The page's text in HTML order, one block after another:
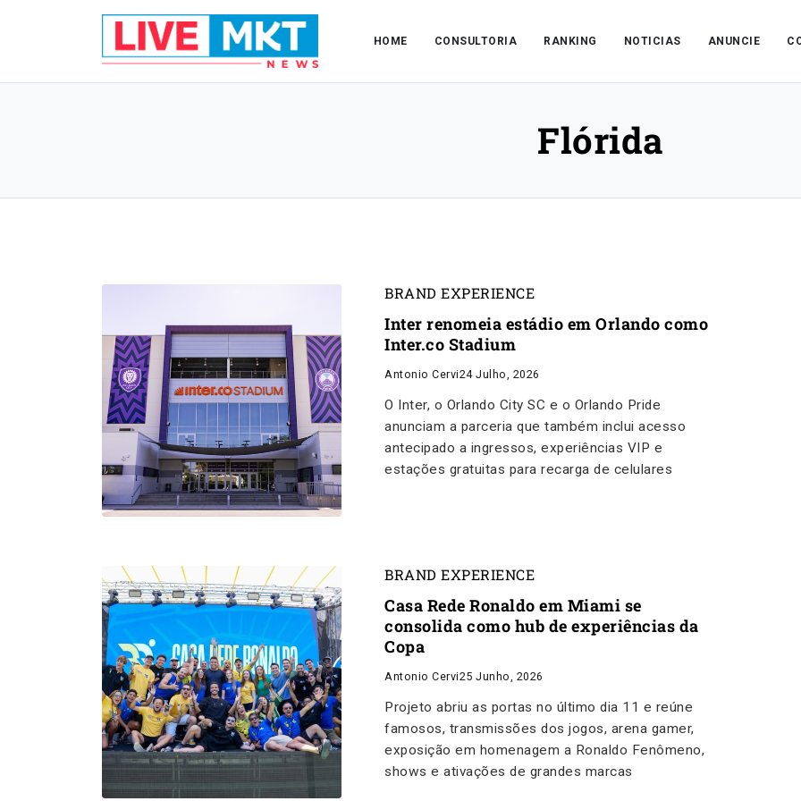
HOME CONSULTORIA RANKING NOTICIAS ANUNCIE
Flórida
BRAND EXPERIENCE
Inter renomeia estádio em Orlando como
Inter.co Stadium
Antonio Cervi24 Julho, 2026
O Inter, o Orlando City SC e o Orlando Pride
anunciam a parceria que também inclui acesso
antecipado a ingressos, experiências VIP e
estações gratuitas para recarga de celulares
BRAND EXPERIENCE
Casa Rede Ronaldo em Miami se
consolida como hub de experiências da
Copa
Antonio Cervi25 Junho, 2026
Projeto abriu as portas no último dia 11 e reúne
famosos, transmissões dos jogos, arena gamer,
exposição em homenagem a Ronaldo Fenômeno,
shows e ativações de grandes marcas